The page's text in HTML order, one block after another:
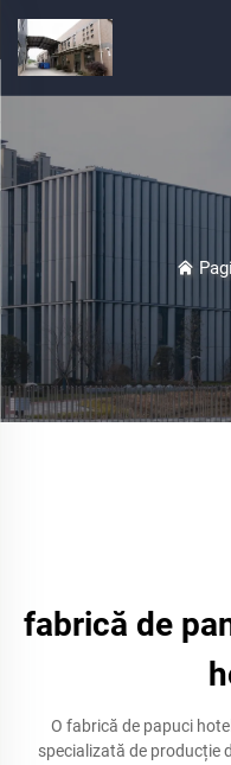
fabrică de
O fabrică de papuci
specializată de producție